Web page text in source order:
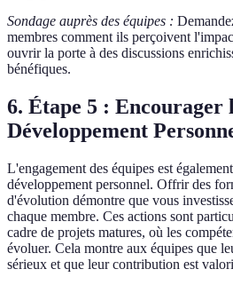
Sondage auprès des équipes :
membres comment ils perçoivent
ouvrir la porte à des discussions
bénéfiques.
6. Étape 5 : Encourager
Développement
L'engagement des équipes est
développement personnel. Offrir des
d'évolution démontre que vous
chaque membre. Ces actions sont
cadre de projets matures, où les
évoluer. Cela montre aux équipes que
sérieux et que leur contribution est